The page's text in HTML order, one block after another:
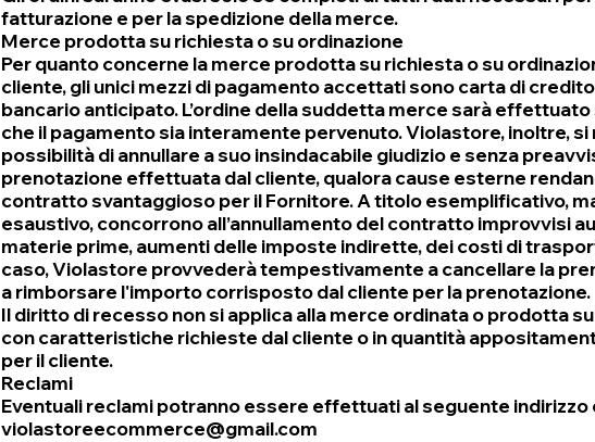
fatturazione e per la spedizione della merce.
Merce prodotta su richiesta o su ordinazione
Per quanto concerne la merce prodotta su richiesta o su
cliente, gli unici mezzi di pagamento accettati sono carta di
bancario anticipato. L’ordine della suddetta merce sarà
che il pagamento sia interamente pervenuto. Violastore, inoltre, si
possibilità di annullare a suo insindacabile giudizio e senza
prenotazione effettuata dal cliente, qualora cause esterne
contratto svantaggioso per il Fornitore. A titolo esemplificativo,
esaustivo, concorrono all’annullamento del contratto improvvisi
materie prime, aumenti delle imposte indirette, dei costi di
caso, Violastore provvederà tempestivamente a cancellare la
a rimborsare l'importo corrisposto dal cliente per la prenotazione.
Il diritto di recesso non si applica alla merce ordinata o prodotta
con caratteristiche richieste dal cliente o in quantità
per il cliente.
Reclami
Eventuali reclami potranno essere effettuati al seguente indirizzo
violastoreecommerce@gmail.com